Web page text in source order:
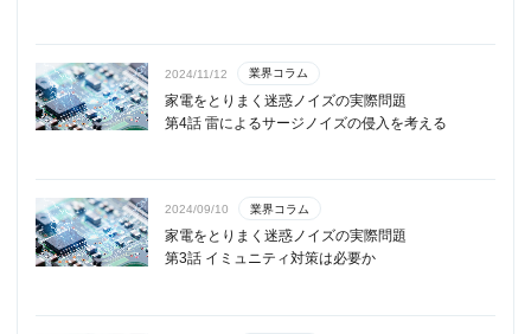
2024/11/12 業界コラム
家電をとりまく迷惑ノイズの実際問題
第4話 雷によるサージノイズの侵入を考える
2024/09/10 業界コラム
家電をとりまく迷惑ノイズの実際問題
第3話 イミュニティ対策は必要か